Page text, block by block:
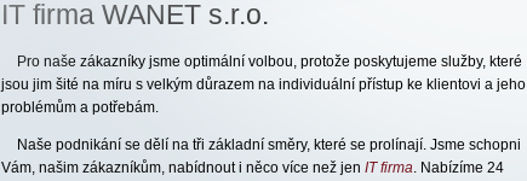
IT firma WANET s.r.o.
Pro naše zákazníky jsme optimální volbou, protože poskytujeme služby, které
jsou jim šité na míru s velkým důrazem na individuální přístup ke klientovi a jeho
problémům a potřebám.
Naše podnikání se dělí na tři základní směry, které se prolínají. Jsme schopni
Vám, našim zákazníkům, nabídnout i něco více než jen IT firma. Nabízíme 24